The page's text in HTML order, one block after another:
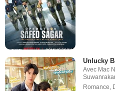
Unlucky
Avec Mac
Romance,